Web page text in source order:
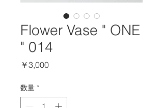
Flower Vase " ONE
" 014
￥3,000価
数量 *